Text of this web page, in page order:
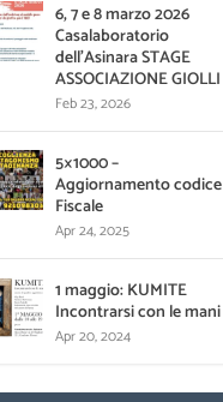
6, 7 e 8 marzo 2026
Casalaboratorio
dell’Asinara STAGE
ASSOCIAZIONE GIOLLI
Feb 23, 2026
5×1000 –
Aggiornamento codice
Fiscale
Apr 24, 2025
1 maggio: KUMITE
Incontrarsi con le mani
Apr 20, 2024